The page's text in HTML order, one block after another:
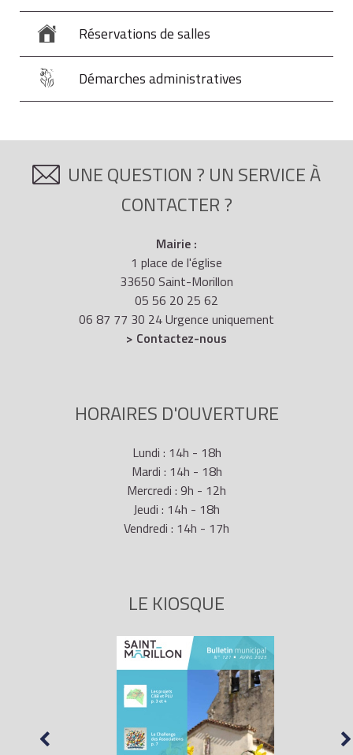
Réservations de salles
Démarches administratives
UNE QUESTION ? UN SERVICE À
CONTACTER ?
Mairie :
1 place de l'église
33650 Saint-Morillon
05 56 20 25 62
06 87 77 30 24 Urgence uniquement
> Contactez-nous
HORAIRES D'OUVERTURE
Lundi : 14h - 18h
Mardi : 14h - 18h
Mercredi : 9h - 12h
Jeudi : 14h - 18h
Vendredi : 14h - 17h
LE KIOSQUE